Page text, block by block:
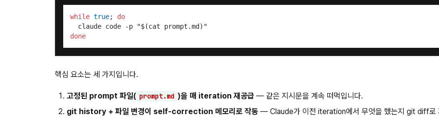
while true; do
  claude code -p
"$(cat prompt.md) "
done
핵심 요소는 세 가지입니다.
고정된 prompt 파일( prompt.md )을 매 iteration 재공급 — 같은 지시문을 계속 떠먹입니다.
git history + 파일 변경이 self-correction 메모리로 작동 — Claude가 이전 iteration에서 무엇을 했는지 git diff로